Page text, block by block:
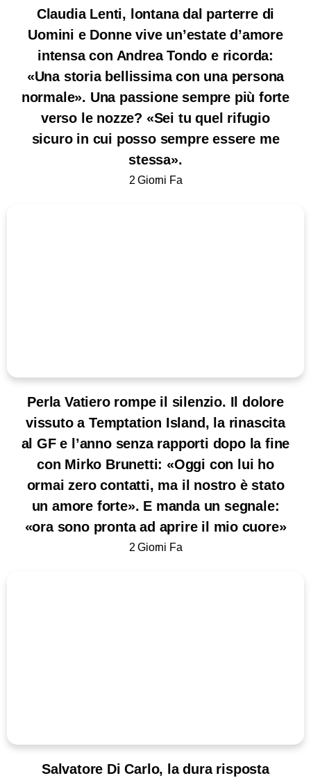
Claudia Lenti, lontana dal parterre di
Uomini e Donne vive un’estate d’amore
intensa con Andrea Tondo e ricorda:
«Una storia bellissima con una persona
normale». Una passione sempre più forte
verso le nozze? «Sei tu quel rifugio
sicuro in cui posso sempre essere me
stessa».
2 Giorni Fa
Perla Vatiero rompe il silenzio. Il dolore
vissuto a Temptation Island, la rinascita
al GF e l’anno senza rapporti dopo la fine
con Mirko Brunetti: «Oggi con lui ho
ormai zero contatti, ma il nostro è stato
un amore forte». E manda un segnale:
«ora sono pronta ad aprire il mio cuore»
2 Giorni Fa
Salvatore Di Carlo, la dura risposta